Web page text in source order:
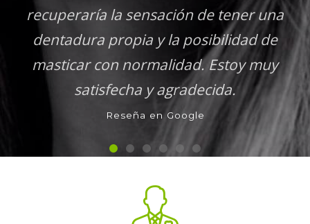
la sensación de tener una
propia y la posibilidad de
con normalidad. Estoy muy
satisfecha y agradecida.
Reseña en Google